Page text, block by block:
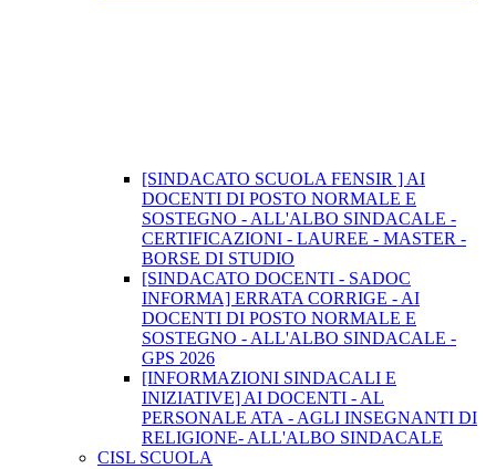
[SINDACATO SCUOLA FENSIR ] AI
DOCENTI DI POSTO NORMALE E
SOSTEGNO - ALL'ALBO SINDACALE -
CERTIFICAZIONI - LAUREE - MASTER -
BORSE DI STUDIO
[SINDACATO DOCENTI - SADOC
INFORMA] ERRATA CORRIGE - AI
DOCENTI DI POSTO NORMALE E
SOSTEGNO - ALL'ALBO SINDACALE -
GPS 2026
[INFORMAZIONI SINDACALI E
INIZIATIVE] AI DOCENTI - AL
PERSONALE ATA - AGLI INSEGNANTI DI
RELIGIONE- ALL'ALBO SINDACALE
CISL SCUOLA